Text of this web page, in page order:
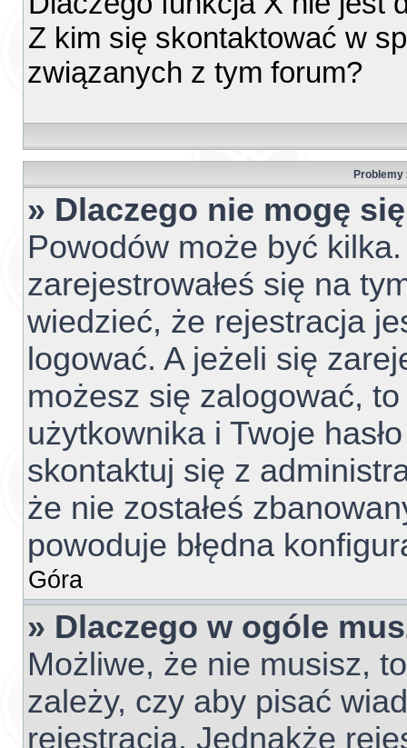
Z kim się skontaktować w
związanych z tym forum?
Problemy
» Dlaczego nie mogę
Powodów może być
zarejestrowałeś się na
wiedzieć, że rejestracja
logować. A jeżeli się
możesz się zalogować,
użytkownika i Twoje
skontaktuj się z
że nie zostałeś
powoduje błędna
Góra
» Dlaczego w ogóle
Możliwe, że nie musisz,
zależy, czy aby pisać
rejestracja. Jednakże